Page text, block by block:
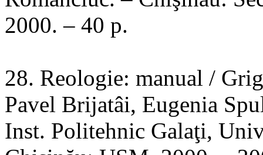
2000. – 40 p.
28. Reologie: manual /
Pavel Brijatâi, Eugenia
Inst. Politehnic Galaţi,